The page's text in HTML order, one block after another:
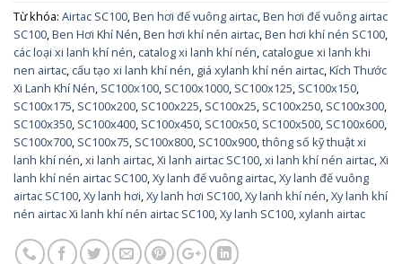
Từ khóa: Airtac SC100,Ben hơi đế vuông airtac,Ben hơi đế vuông airtac
SC100,Ben Hơi Khí Nén,Ben hơi khí nén airtac,Ben hơi khí nén SC100,
các loại xi lanh khí nén, catalog xi lanh khí nén, catalogue xi lanh khi
nen airtac, cấu tạo xi lanh khí nén, giá xylanh khí nén airtac,Kích Thước
Xi Lanh Khí Nén, SC100x100, SC100x1000, SC100x125, SC100x150,
SC100x175, SC100x200, SC100x225, SC100x25, SC100x250, SC100x300,
SC100x350, SC100x400, SC100x450, SC100x50, SC100x500, SC100x600,
SC100x700, SC100x75, SC100x800, SC100x900,thông số kỹ thuật xi
lanh khí nén,xi lanh airtac,Xi lanh airtac SC100,xi lanh khí nén airtac,Xi
lanh khí nén airtac SC100,Xy lanh đế vuông airtac,Xy lanh đế vuông
airtac SC100,Xy lanh hơi,Xy lanh hơi SC100,Xy lanh khí nén,Xy lanh khí
nén airtac Xi lanh khí nén airtac SC100,Xy lanh SC100,xylanh airtac